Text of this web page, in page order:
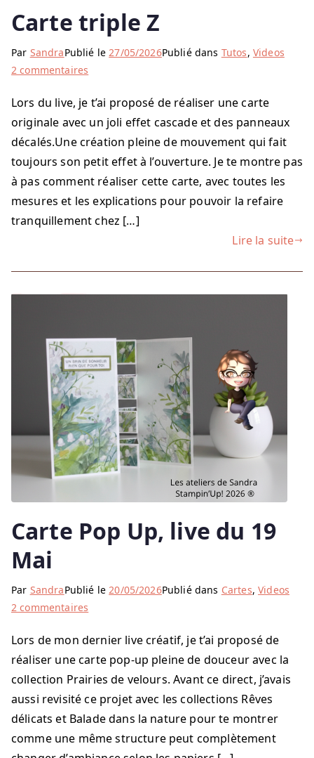
Carte triple Z
Par SandraPublié le27/05/2026Publié dans Tutos, Videos
2 commentaires
triple
Z
Lors du live, je t’ai proposé de réaliser une carte
originale avec un joli effet cascade et des panneaux
décalés.Une création pleine de mouvement qui fait
toujours son petit effet à l’ouverture. Je te montre pas
à pas comment réaliser cette carte, avec toutes les
mesures et les explications pour pouvoir la refaire
tranquillement chez […]
Lire la suite
Carte Pop Up, live du 19
Mai
Par SandraPublié le20/05/2026Publié dans Cartes,Videos
2 commentaires
Pop
Up,
live
du
19
Lors de mon dernier live créatif, je t’ai proposé de
réaliser une carte pop-up pleine de douceur avec la
collection Prairies de velours. Avant ce direct, j’avais
aussi revisité ce projet avec les collections Rêves
délicats et Balade dans la nature pour te montrer
comme une même structure peut complètement